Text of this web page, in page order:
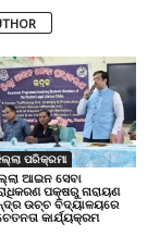
ପରିକ୍ରମା
ଆଇନ ସେବା
ପକ୍ଷରୁ ନାରାୟଣ
ଉଚ୍ଚ ବିଦ୍ୟାଳୟରେ
କାର୍ଯ୍ୟକ୍ରମ